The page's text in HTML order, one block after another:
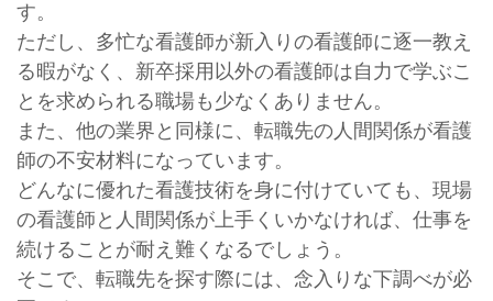
す。
ただし、多忙な看護師が新入りの看護師に逐一教え
る暇がなく、新卒採用以外の看護師は自力で学ぶこ
とを求められる職場も少なくありません。
また、他の業界と同様に、転職先の人間関係が看護
師の不安材料になっています。
どんなに優れた看護技術を身に付けていても、現場
の看護師と人間関係が上手くいかなければ、仕事を
続けることが耐え難くなるでしょう。
そこで、転職先を探す際には、念入りな下調べが必